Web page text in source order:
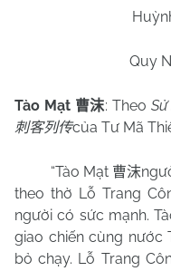
Quy
Tào Mạt 曹沫: Theo
刺客列传của Tư Mã
“Tào Mạt 曹沫
theo thờ Lỗ Trang
người có sức mạnh.
giao chiến cùng nước
bỏ chạy. Lỗ Trang